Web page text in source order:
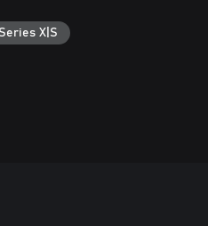
X|S